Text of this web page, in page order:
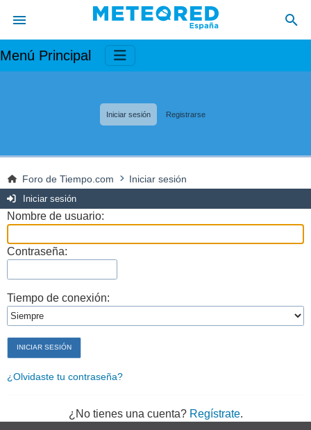
Menú Principal
Iniciar sesión Registrarse
Foro de Tiempo.com Iniciar sesión
Iniciar sesión
Nombre de usuario:
Contraseña:
Tiempo de conexión:
¿Olvidaste tu contraseña?
¿No tienes una cuenta? Regístrate.